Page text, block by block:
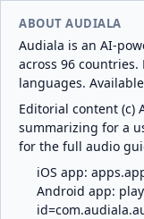
ABOUT AUDIALA
Audiala is an AI-
across 96 countries.
languages.
Editorial content (c)
summarizing for a
for the full audio
iOS app:
Android app: